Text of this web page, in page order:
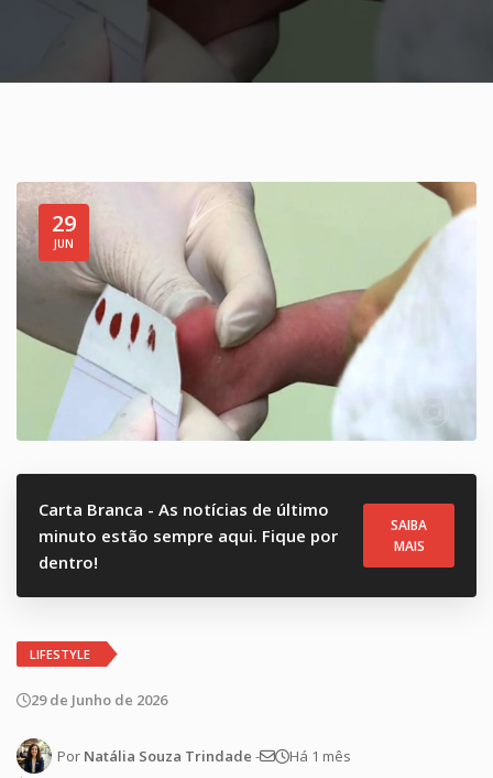
29
JUN
Carta Branca - As notícias de último
minuto estão sempre aqui. Fique por
dentro!
SAIBA
MAIS
LIFESTYLE
29 de Junho de 2026
Por Natália Souza Trindade -
Há 1 mês